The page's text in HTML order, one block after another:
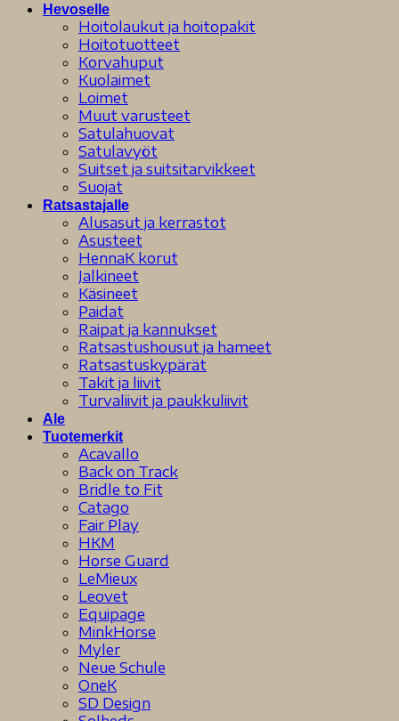
Hevoselle
Hoitolaukut ja hoitopakit
Hoitotuotteet
Korvahuput
Kuolaimet
Loimet
Muut varusteet
Satulahuovat
Satulavyöt
Suitset ja suitsitarvikkeet
Suojat
Ratsastajalle
Alusasut ja kerrastot
Asusteet
HennaK korut
Jalkineet
Käsineet
Paidat
Raipat ja kannukset
Ratsastushousut ja hameet
Ratsastuskypärät
Takit ja liivit
Turvaliivit ja paukkuliivit
Ale
Tuotemerkit
Acavallo
Back on Track
Bridle to Fit
Catago
Fair Play
HKM
Horse Guard
LeMieux
Leovet
Equipage
MinkHorse
Myler
Neue Schule
OneK
SD Design